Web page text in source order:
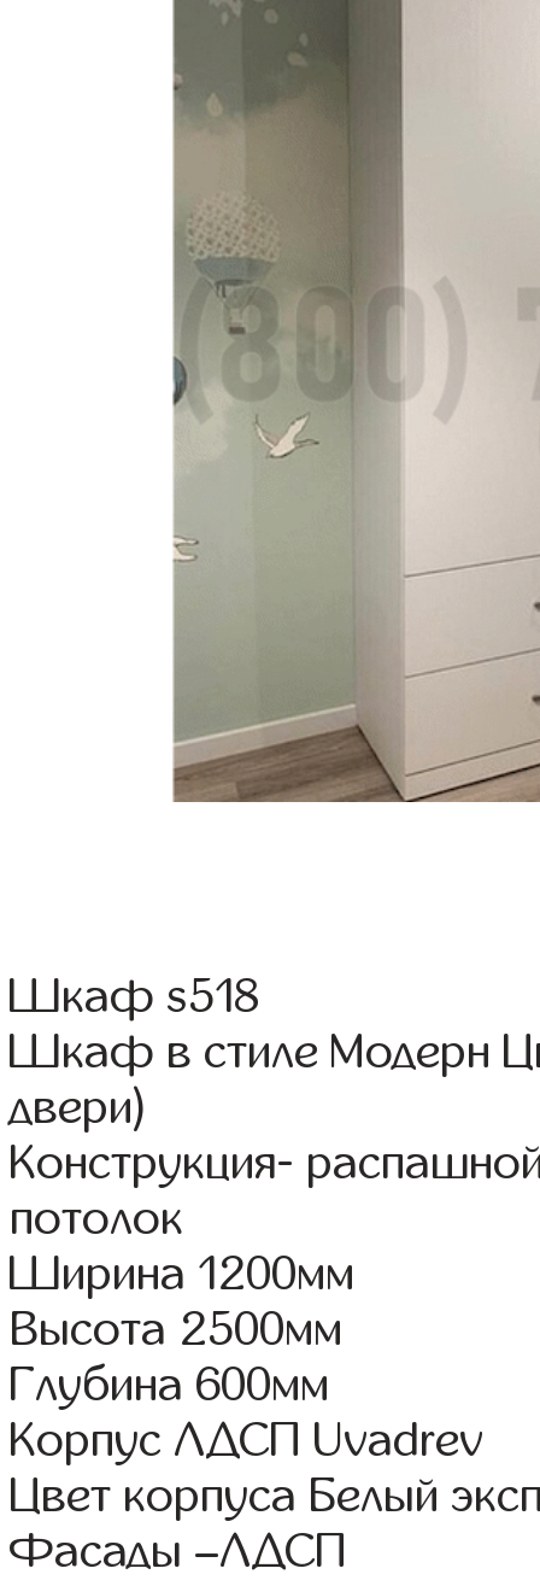
Шкаф s518
Шкаф в стиле Модерн
двери)
Конструкция-
потолок
Ширина 1200мм
Высота 2500мм
Глубина 600мм
Корпус ЛДСП Uvadrev
Цвет корпуса Белый
Фасады –ЛДСП